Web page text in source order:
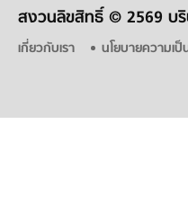
สงวนลิขสิทธิ์ © 2569 บ
เกี่ยวกับเรา นโยบายความเ